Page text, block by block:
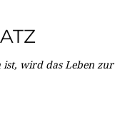
ist, wird das Leben zur